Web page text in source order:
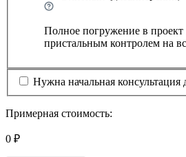
Полное погружение в проект
пристальным контролем на
Нужна начальная консультация
Примерная стоимость:
0 ₽